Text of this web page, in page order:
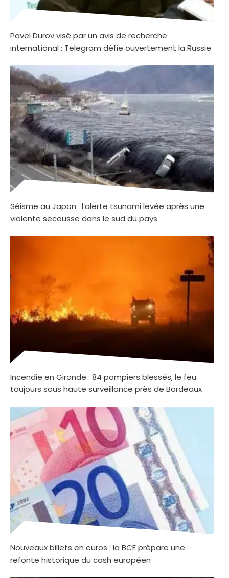
Pavel Durov visé par un avis de recherche
international : Telegram défie ouvertement la Russie
Séisme au Japon : l’alerte tsunami levée après une
violente secousse dans le sud du pays
Incendie en Gironde : 84 pompiers blessés, le feu
toujours sous haute surveillance près de Bordeaux
Nouveaux billets en euros : la BCE prépare une
refonte historique du cash européen